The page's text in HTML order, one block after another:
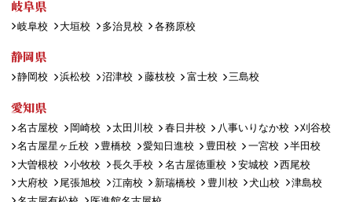
岐阜県
岐阜校 大垣校 多治見校 各務原校
静岡県
静岡校 浜松校 沼津校 藤枝校 富士校 三島校
愛知県
名古屋校 岡崎校 太田川校 春日井校 八事いりなか校
刈谷校
名古屋星ヶ丘校
豊橋校 愛知日進校 豊田校 一宮校
半田校
大曽根校
小牧校 長久手校 名古屋徳重校 安城校
西尾校
大府校
尾張旭校 江南校 新瑞橋校 豊川校 犬山校
津島校